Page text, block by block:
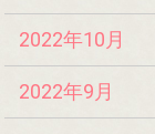
2022年10月
2022年9月